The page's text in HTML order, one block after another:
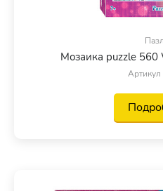
Мозаика puzzle